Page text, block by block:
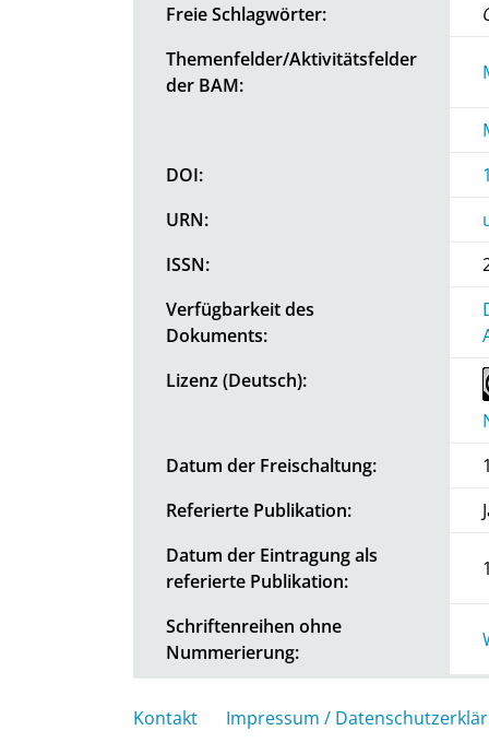
Freie Schlagwörter:
Themenfelder/Aktivitätsfelder
der BAM:
DOI:
URN:
ISSN:
Verfügbarkeit des
Dokuments:
Lizenz (Deutsch):
Datum der Freischaltung:
Referierte Publikation:
Datum der Eintragung als
referierte Publikation:
Schriftenreihen ohne
Nummerierung:
Kontakt Impressum /